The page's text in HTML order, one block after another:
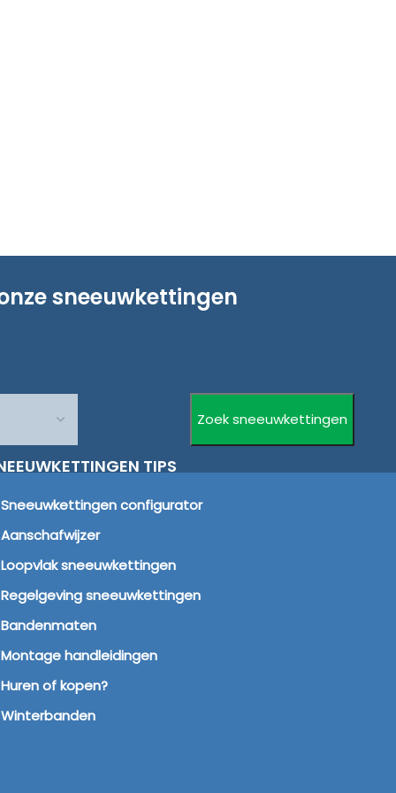
sneeuwkettingen
TIPS
Sneeuwkettingen configurator
Aanschafwijzer
Loopvlak sneeuwkettingen
Regelgeving sneeuwkettingen
Bandenmaten
Montage handleidingen
Huren of kopen?
Winterbanden